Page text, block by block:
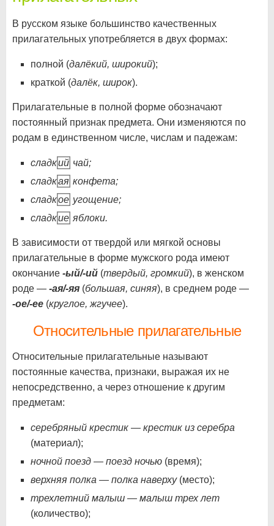
В русском языке большинство качественных
прилагательных употребляется в двух формах:
полной (далёкий, широкий);
краткой (далёк, широк).
Прилагательные в полной форме обозначают
постоянный признак предмета. Они изменяются по
родам в единственном числе, числам и падежам:
сладкий чай;
сладкая конфета;
сладкое угощение;
сладкие яблоки.
В зависимости от твердой или мягкой основы
прилагательные в форме мужского рода имеют
окончание -ый/-ий (твердый, громкий), в женском
роде — -ая/-яя (большая, синяя), в среднем роде —
-ое/-ее (круглое, жгучее).
Относительные прилагательные
Относительные прилагательные называют
постоянные качества, признаки, выражая их не
непосредственно, а через отношение к другим
предметам:
серебряный крестик — крестик из серебра
(материал);
ночной поезд — поезд ночью (время);
верхняя полка — полка наверху(место);
трехлетний малыш — малыш трех лет
(количество);